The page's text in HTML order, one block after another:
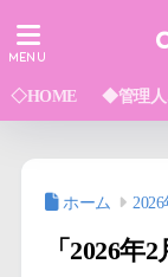
◇HOME ◆管理人
ホーム
「2026年